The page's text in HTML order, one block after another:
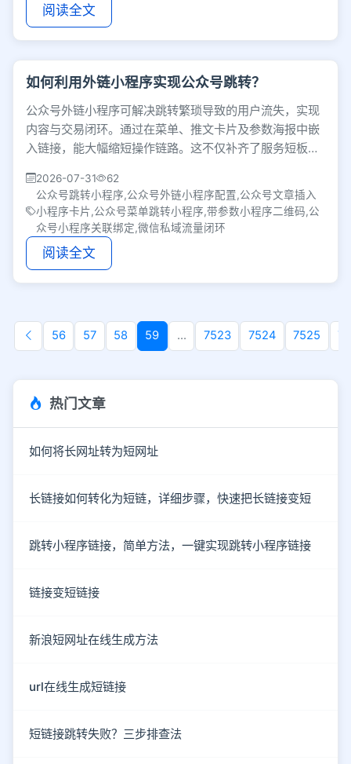
阅读全文
如何利用外链小程序实现公众号跳转？
公众号外链小程序可解决跳转繁琐导致的用户流失，实现
内容与交易闭环。通过在菜单、推文卡片及参数海报中嵌
入链接，能大幅缩短操作链路。这不仅补齐了服务短板，
2026-07-31
62
公众号跳转小程序,公众号外链小程序配置,公众号文章插入
小程序卡片,公众号菜单跳转小程序,带参数小程序二维码,公
众号小程序关联绑定,微信私域流量闭环
阅读全文
56 57 58 59 ... 7523 7524 7525
热门文章
如何将长网址转为短网址
长链接如何转化为短链，详细步骤，快速把长链接变短
跳转小程序链接，简单方法，一键实现跳转小程序链接
链接变短链接
新浪短网址在线生成方法
url在线生成短链接
短链接跳转失败？三步排查法